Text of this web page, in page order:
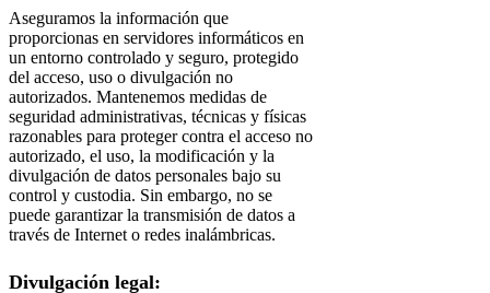
Aseguramos la información que
proporcionas en servidores informáticos en
un entorno controlado y seguro, protegido
del acceso, uso o divulgación no
autorizados. Mantenemos medidas de
seguridad administrativas, técnicas y físicas
razonables para proteger contra el acceso no
autorizado, el uso, la modificación y la
divulgación de datos personales bajo su
control y custodia. Sin embargo, no se
puede garantizar la transmisión de datos a
través de Internet o redes inalámbricas.
Divulgación legal: